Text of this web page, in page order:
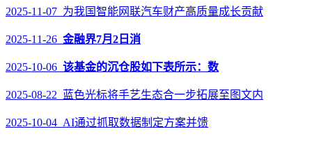
2025-11-07 为我国智能网联汽车财产高质量成长贡献
2025-11-26 金融界7月2日消
2025-10-06 该基金的沉仓股如下表所示：数
2025-08-22 蓝色光标将手艺生态合一步拓展至图文内
2025-10-04 AI通过抓取数据制定方案并馈